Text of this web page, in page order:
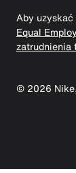
Aby
Equal
zatrudnienia
© 2026